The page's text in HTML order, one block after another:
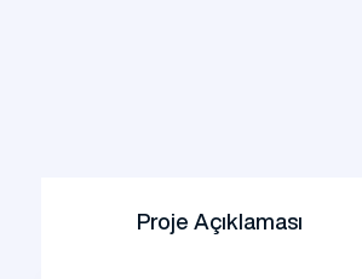
Proje Açıklaması